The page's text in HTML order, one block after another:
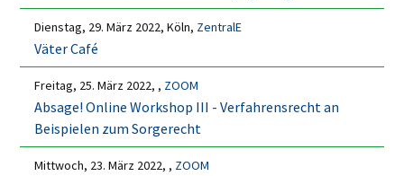
Dienstag, 29. März 2022, Köln, ZentralE
Väter Café
Freitag, 25. März 2022, , ZOOM
Absage! Online Workshop III - Verfahrensrecht an
Beispielen zum Sorgerecht
Mittwoch, 23. März 2022, , ZOOM